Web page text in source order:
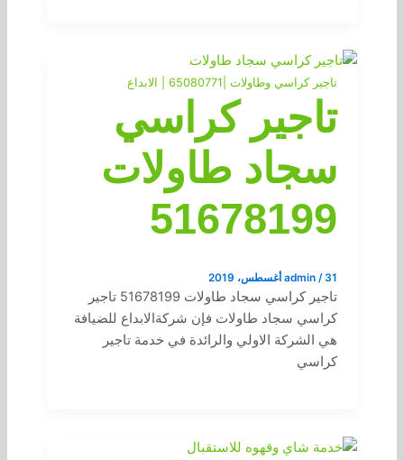
تاجير كراسي وطاولات |65080771 | الابداع
تاجير كراسي
سجاد طاولات
51678199
admin /31 أغسطس، 2019
تاجير كراسي سجاد طاولات 51678199 تاجير
كراسي سجاد طاولات فإن شركةالابداع للضيافة
هي الشركة الاولي والرائدة في خدمة تاجير
كراسي